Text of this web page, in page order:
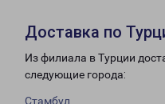
Доставка по
Из филиала в Турции
следующие города:
Стамбул